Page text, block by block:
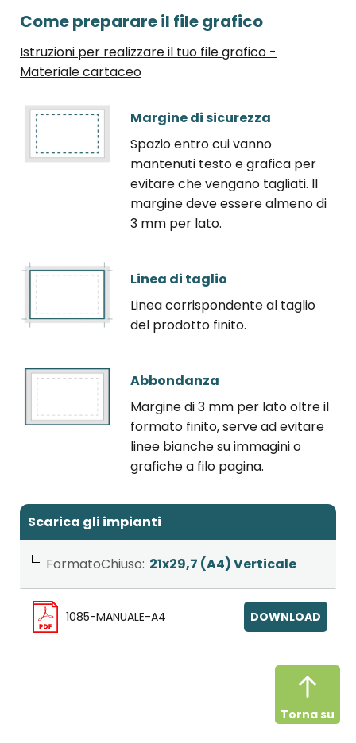
Come preparare il file grafico
Istruzioni per realizzare il tuo file grafico -
Materiale cartaceo
Margine di sicurezza
Spazio entro cui vanno
mantenuti testo e grafica per
evitare che vengano tagliati. Il
margine deve essere almeno di
3 mm per lato.
Linea di taglio
Linea corrispondente al taglio
del prodotto finito.
Abbondanza
Margine di 3 mm per lato oltre il
formato finito, serve ad evitare
linee bianche su immagini o
grafiche a filo pagina.
Scarica gli impianti
FormatoChiuso: 21x29,7 (A4) Verticale
1085-MANUALE-A4 DOWNLOAD
Torna su